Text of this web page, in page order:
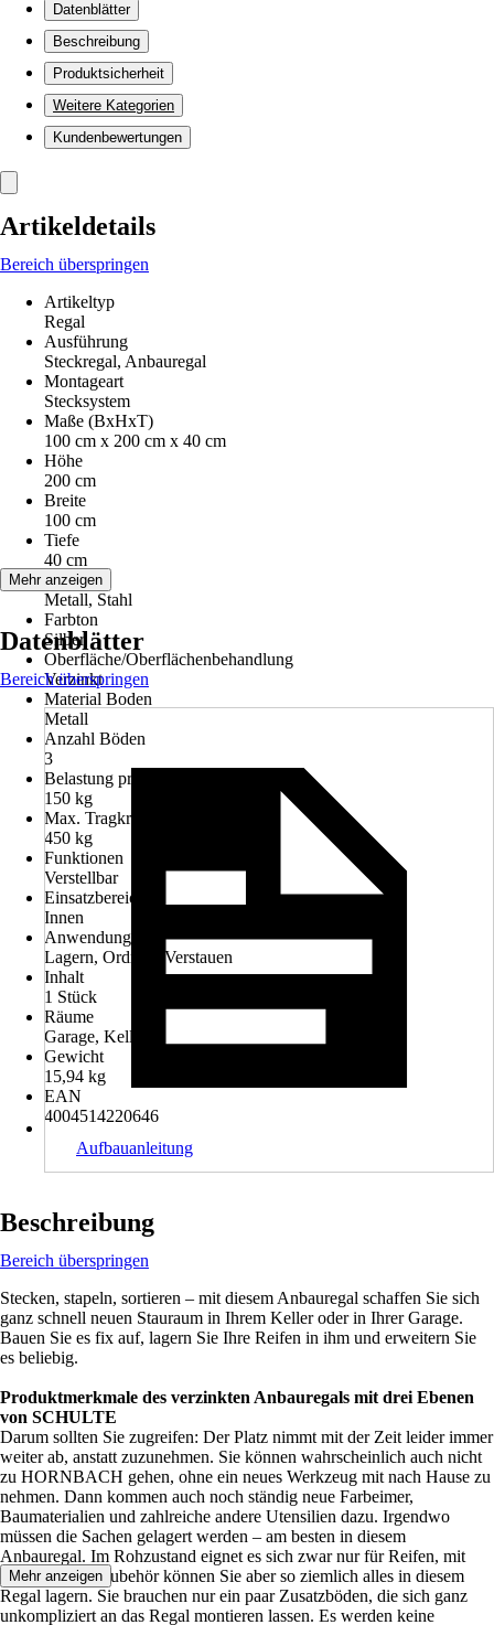
Datenblätter
Beschreibung
Produktsicherheit
Weitere Kategorien
Kundenbewertungen
Artikeldetails
Bereich überspringen
Artikeltyp
Regal
Ausführung
Steckregal, Anbauregal
Montageart
Stecksystem
Maße (BxHxT)
100 cm x 200 cm x 40 cm
Höhe
200 cm
Breite
100 cm
Tiefe
40 cm
Material
Metall, Stahl
Farbton
Silber
Oberfläche/Oberflächenbehandlung
Verzinkt
Material Boden
Metall
Anzahl Böden
3
Belastung pro Boden
150 kg
Max. Tragkraft
450 kg
Funktionen
Verstellbar
Einsatzbereich
Innen
Anwendung
Lagern, Ordnen, Verstauen
Inhalt
1 Stück
Räume
Garage, Keller
Gewicht
15,94 kg
EAN
4004514220646
Mehr anzeigen
Datenblätter
Bereich überspringen
Aufbauanleitung
Beschreibung
Bereich überspringen
Stecken, stapeln, sortieren – mit diesem Anbauregal schaffen Sie sich
ganz schnell neuen Stauraum in Ihrem Keller oder in Ihrer Garage.
Bauen Sie es fix auf, lagern Sie Ihre Reifen in ihm und erweitern Sie
es beliebig.
Produktmerkmale des verzinkten Anbauregals mit drei Ebenen
von SCHULTE
Darum sollten Sie zugreifen: Der Platz nimmt mit der Zeit leider immer
weiter ab, anstatt zuzunehmen. Sie können wahrscheinlich auch nicht
zu HORNBACH gehen, ohne ein neues Werkzeug mit nach Hause zu
nehmen. Dann kommen auch noch ständig neue Farbeimer,
Baumaterialien und zahlreiche andere Utensilien dazu. Irgendwo
müssen die Sachen gelagert werden – am besten in diesem
Anbauregal. Im Rohzustand eignet es sich zwar nur für Reifen, mit
dem richtigen Zubehör können Sie aber so ziemlich alles in diesem
Regal lagern. Sie brauchen nur ein paar Zusatzböden, die sich ganz
unkompliziert an das Regal montieren lassen. Es werden keine
Mehr anzeigen